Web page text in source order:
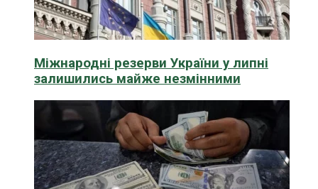
Міжнародні резерви України у липні
залишились майже незмінними